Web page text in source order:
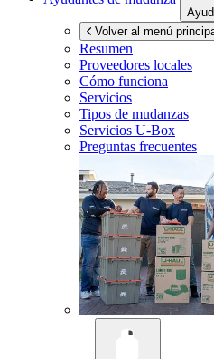
Volver al menú
Resumen
Proveedores locales
Cómo funciona
Servicios
Tipos de mudanzas
Servicios U-Box
Preguntas frecuentes